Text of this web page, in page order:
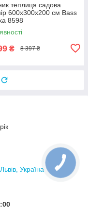
теплиця садова
600x300x200 см Bass
8598
₴ 8 397 ₴
Україна